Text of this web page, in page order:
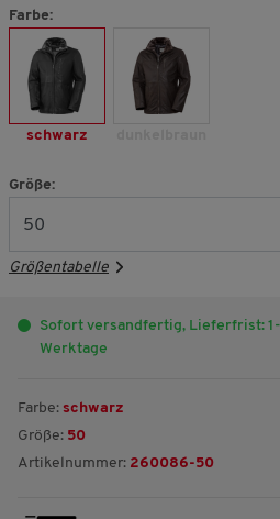
Farbe:
schwarz
Größe:
Größentabelle
Sofort versandfertig, Lieferfrist:
Werktage
Farbe: schwarz
Größe: 50
Artikelnummer: 260086-50